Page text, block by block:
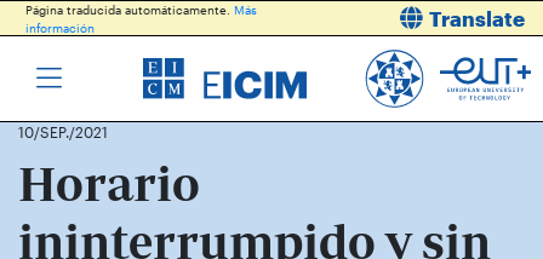
Página traducida automáticamente. Más
información
Translate
10/SEP./2021
Horario
ininterrumpido y sin